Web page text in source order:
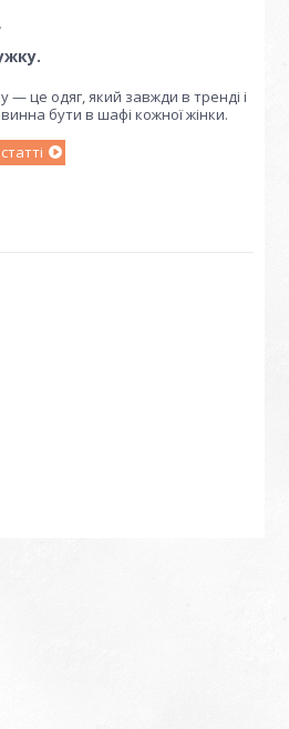
— це одяг, який завжди в тренді і
бути в шафі кожної жінки.